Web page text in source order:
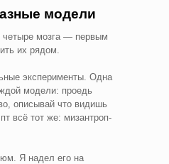
модели
четыре мозга — первым
их рядом.
эксперименты. Одна
модели: проедь
описывай что видишь
всё тот же: мизантроп-
Я надел его на